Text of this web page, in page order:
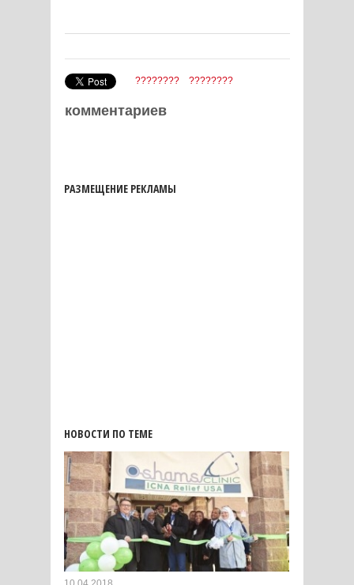
???????? ????????
комментариев
РАЗМЕЩЕНИЕ РЕКЛАМЫ
НОВОСТИ ПО ТЕМЕ